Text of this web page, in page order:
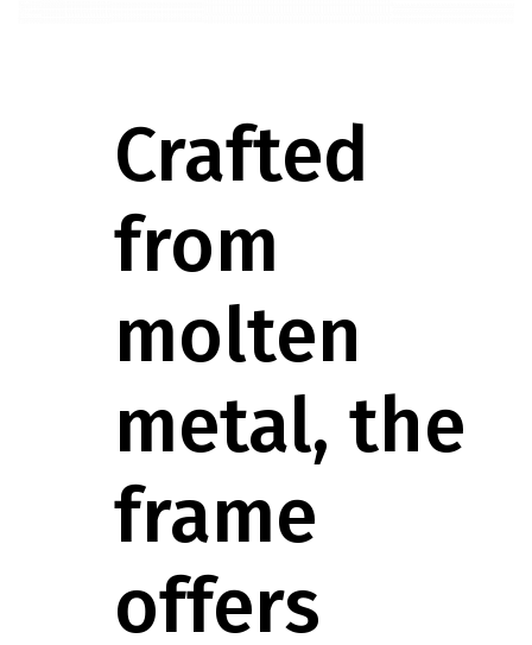
Crafted
from
molten
metal, the
frame
offers